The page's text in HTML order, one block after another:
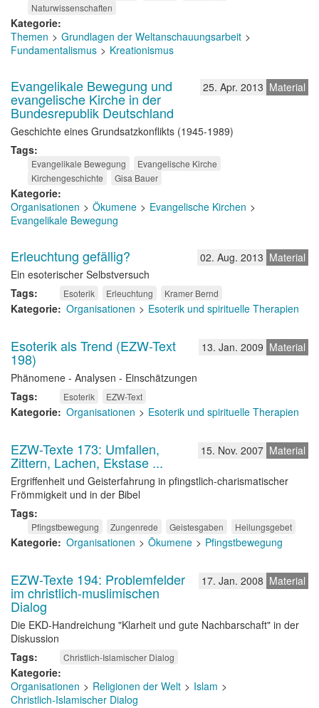
Naturwissenschaften
Kategorie
Themen
Grundlagen der Weltanschauungsarbeit
Fundamentalismus
Kreationismus
Material
25. Apr. 2013
Evangelikale Bewegung und
evangelische Kirche in der
Bundesrepublik Deutschland
Geschichte eines Grundsatzkonflikts (1945-1989)
Tags
Evangelikale Bewegung
Evangelische Kirche
Kirchengeschichte
Gisa Bauer
Kategorie
Organisationen
Ökumene
Evangelische Kirchen
Evangelikale Bewegung
Material
02. Aug. 2013
Erleuchtung gefällig?
Ein esoterischer Selbstversuch
Tags
Esoterik Erleuchtung Kramer Bernd
Kategorie Organisationen Esoterik und spirituelle Therapien
Material
13. Jan. 2009
Esoterik als Trend (EZW-Text
198)
Phänomene - Analysen - Einschätzungen
Tags
Esoterik EZW-Text
Kategorie Organisationen Esoterik und spirituelle Therapien
Material
15. Nov. 2007
EZW-Texte 173: Umfallen,
Zittern, Lachen, Ekstase ...
Ergriffenheit und Geisterfahrung in pfingstlich-charismatischer
Frömmigkeit und in der Bibel
Tags
Pfingstbewegung Zungenrede Geistesgaben Heilungsgebet
Kategorie Organisationen Ökumene Pfingstbewegung
Material
17. Jan. 2008
EZW-Texte 194: Problemfelder
im christlich-muslimischen
Dialog
Die EKD-Handreichung "Klarheit und gute Nachbarschaft" in der
Diskussion
Tags
Christlich-Islamischer Dialog
Kategorie
Organisationen
Religionen der Welt
Islam
Christlich-Islamischer Dialog